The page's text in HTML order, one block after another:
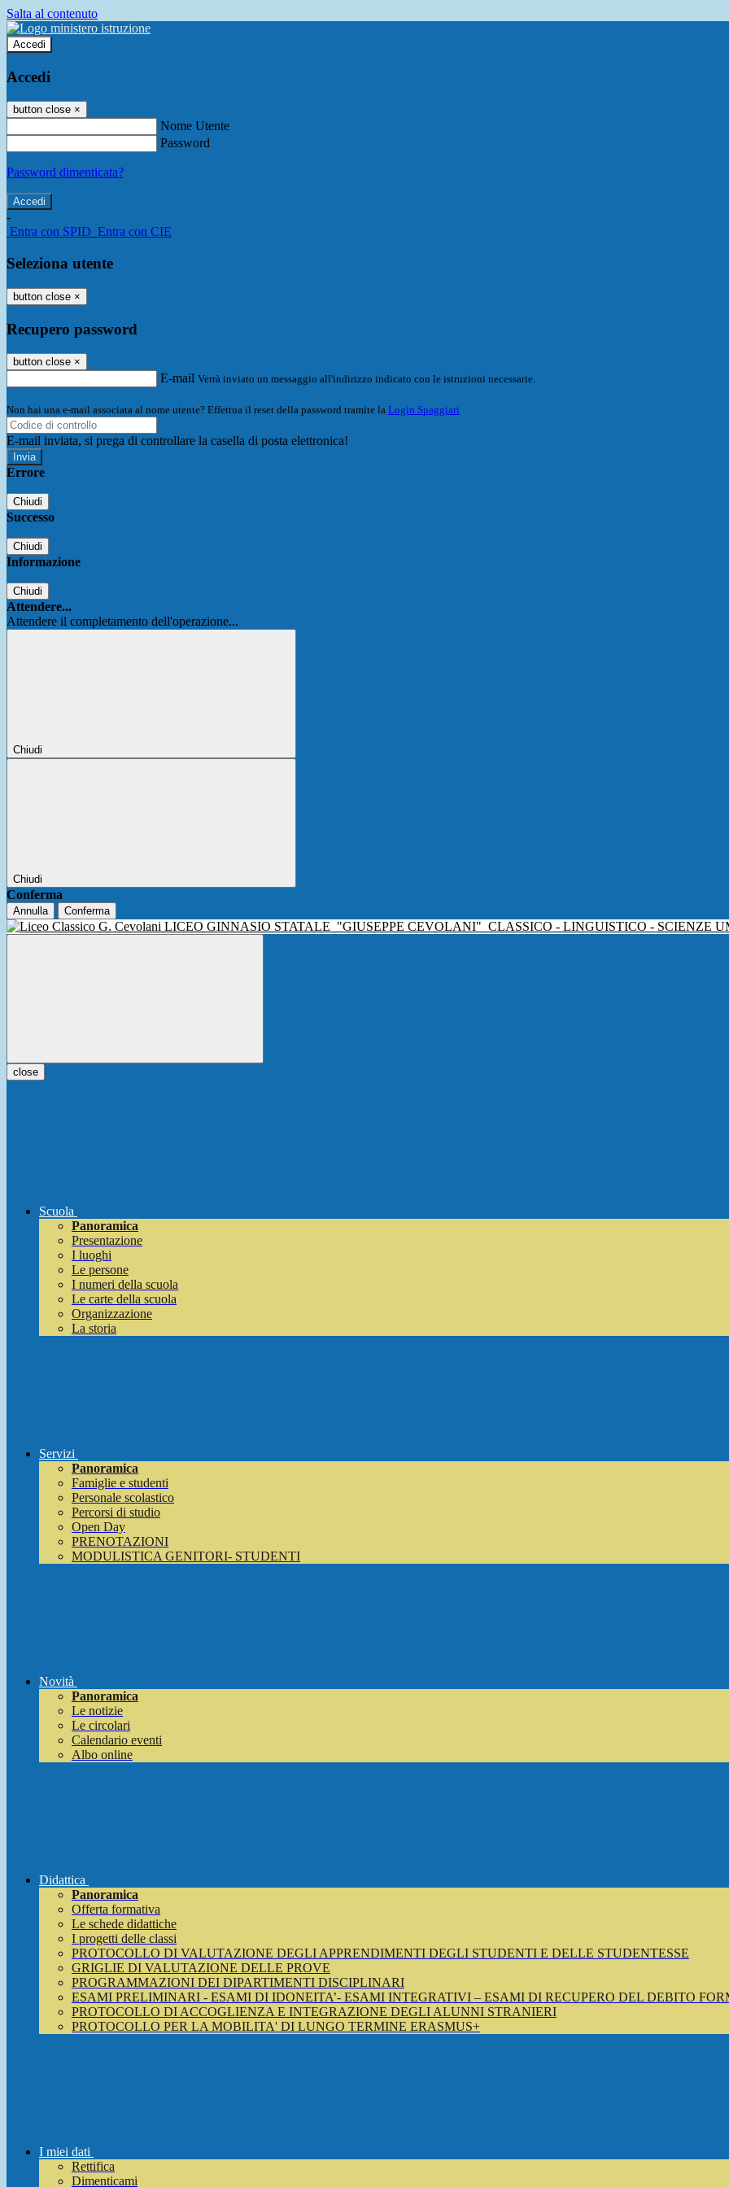
Salta al contenuto
Accedi
Accedi
button close ×
Nome Utente
Password
Password dimenticata?
-
Entra con SPID Entra con CIE
Seleziona utente
button close ×
Recupero password
button close ×
E-mail Verrà inviato un messaggio all'indirizzo indicato con le istruzioni necessarie.
Non hai una e-mail associata al nome utente? Effettua il reset della password tramite la Login Spaggiari
E-mail inviata, si prega di controllare la casella di posta elettronica!
Errore
Chiudi
Successo
Chiudi
Informazione
Chiudi
Attendere...
Attendere il completamento dell'operazione...
Chiudi
Chiudi
Conferma
Annulla Conferma
LICEO GINNASIO STATALE "GIUSEPPE CEVOLANI" CLASSICO - LINGUISTICO - SCIENZE
close
Scuola
Panoramica
Presentazione
I luoghi
Le persone
I numeri della scuola
Le carte della scuola
Organizzazione
La storia
Servizi
Panoramica
Famiglie e studenti
Personale scolastico
Percorsi di studio
Open Day
PRENOTAZIONI
MODULISTICA GENITORI- STUDENTI
Novità
Panoramica
Le notizie
Le circolari
Calendario eventi
Albo online
Didattica
Panoramica
Offerta formativa
Le schede didattiche
I progetti delle classi
PROTOCOLLO DI VALUTAZIONE DEGLI APPRENDIMENTI DEGLI STUDENTI E DELLE STUDENTESSE
GRIGLIE DI VALUTAZIONE DELLE PROVE
PROGRAMMAZIONI DEI DIPARTIMENTI DISCIPLINARI
ESAMI PRELIMINARI - ESAMI DI IDONEITA’- ESAMI INTEGRATIVI – ESAMI DI RECUPERO DEL DEBITO
PROTOCOLLO DI ACCOGLIENZA E INTEGRAZIONE DEGLI ALUNNI STRANIERI
PROTOCOLLO PER LA MOBILITA' DI LUNGO TERMINE ERASMUS+
I miei dati
Rettifica
Dimenticami